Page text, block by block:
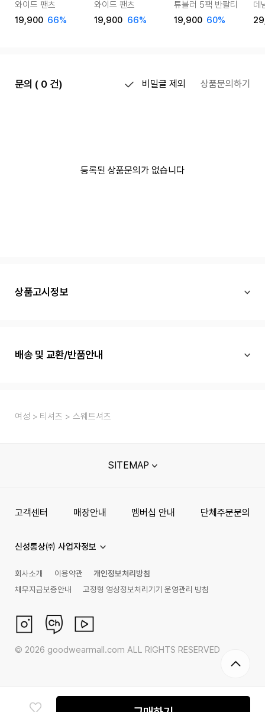
와이드 팬츠
19,900 66%
와이드 팬츠
19,900 66%
튜블러 5팩 반팔티
19,900 60%
데
문의 ( 0 건) 비밀글 제외 상품문의하기
등록된 상품문의가 없습니다
상품고시정보
배송 및 교환/반품안내
여성 티셔츠 스웨트셔츠
SITEMAP
고객센터 매장안내 멤버십 안내 단체주문문의
신성통상㈜ 사업자정보
회사소개 이용약관
개인정보처리방침
채무지급보증안내
고정형 영상정보처리기기 운영관리 방침
© 2026 goodwearmall.com ALL RIGHTS RESERVED